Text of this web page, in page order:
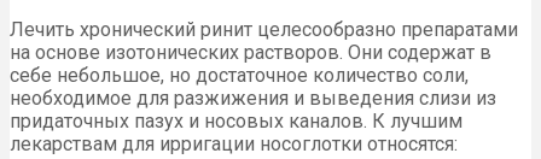
Лечить хронический ринит целесообразно препаратами
на основе изотонических растворов. Они содержат в
себе небольшое, но достаточное количество соли,
необходимое для разжижения и выведения слизи из
придаточных пазух и носовых каналов. К лучшим
лекарствам для ирригации носоглотки относятся: